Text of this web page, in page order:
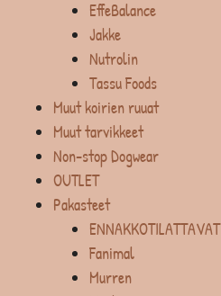
EffeBalance
Jakke
Nutrolin
Tassu Foods
Muut koirien ruuat
Muut tarvikkeet
Non-stop Dogwear
OUTLET
Pakasteet
ENNAKKOTILATTAVAT
Fanimal
Murren